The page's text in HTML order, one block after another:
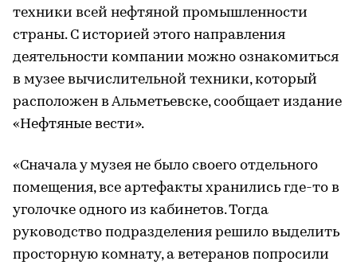
техники всей нефтяной промышленности
страны. С историей этого направления
деятельности компании можно ознакомиться
в музее вычислительной техники, который
расположен в Альметьевске, сообщает издание
«Нефтяные вести».
«Сначала у музея не было своего отдельного
помещения, все артефакты хранились где-то в
уголочке одного из кабинетов. Тогда
руководство подразделения решило выделить
просторную комнату, а ветеранов попросили